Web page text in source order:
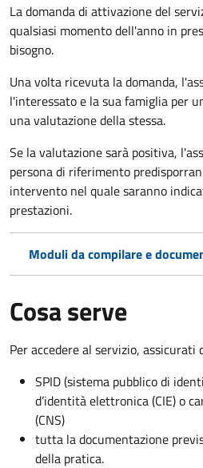
La domanda di attivazione del
qualsiasi momento dell'anno in
bisogno.
Una volta ricevuta la domanda,
l'interessato e la sua famiglia per
una valutazione della stessa.
Se la valutazione sarà positiva,
persona di riferimento
intervento nel quale saranno
prestazioni.
Moduli da compilare e
Cosa serve
Per accedere al servizio, assicurati
SPID (sistema pubblico di
d’identità elettronica (CIE) o
(CNS)
tutta la documentazione
della pratica.